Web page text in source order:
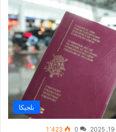
بلجيكا
0 1٬423